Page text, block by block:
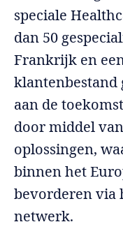
speciale
dan 50
Frankrijk en
klantenbestand
aan de
door middel
oplossingen,
binnen het
bevorderen via
netwerk.